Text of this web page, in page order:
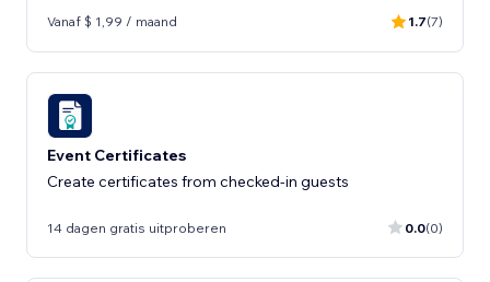
Vanaf $ 1,99 / maand 1.7(7)
Event Certificates
Create certificates from checked-in guests
14 dagen gratis uitproberen 0.0(0)